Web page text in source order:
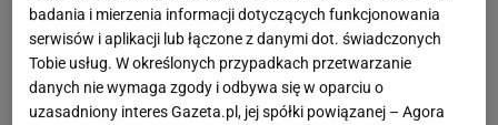
Trwająca od blisko trzech miesięcy wojna wUkrainie
pochłonęła tysiące ofiar. Wojska Putina zawzięcie
atakują ukraińskie miasta, w których giną cywile, a
skala zniszczeń jest ogromna. Wojna u naszych
badania i mierzenia informacji dotyczących funkcjonowania
serwisów i aplikacji lub łączone z danymi dot. świadczonych
Tobie usług. W określonych przypadkach przetwarzanie
danych nie wymaga zgody i odbywa się w oparciu o
uzasadniony interes Gazeta.pl, jej spółki powiązanej – Agora